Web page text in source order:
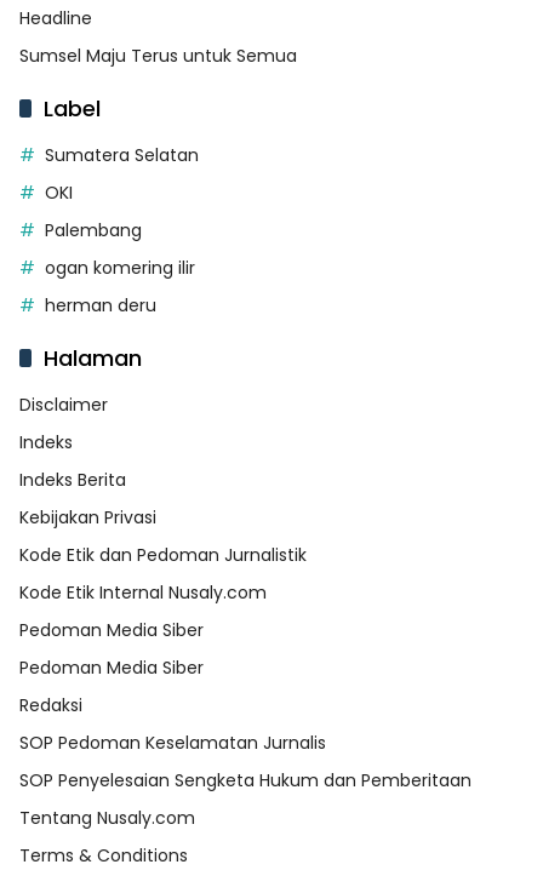
Headline
Sumsel Maju Terus untuk Semua
Label
Sumatera Selatan
OKI
Palembang
ogan komering ilir
herman deru
Halaman
Disclaimer
Indeks
Indeks Berita
Kebijakan Privasi
Kode Etik dan Pedoman Jurnalistik
Kode Etik Internal Nusaly.com
Pedoman Media Siber
Pedoman Media Siber
Redaksi
SOP Pedoman Keselamatan Jurnalis
SOP Penyelesaian Sengketa Hukum dan Pemberitaan
Tentang Nusaly.com
Terms & Conditions